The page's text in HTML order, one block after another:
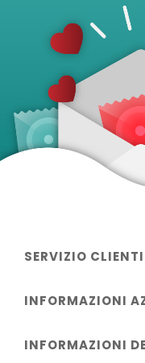
SERVIZIO CLIENTI
INFORMAZIONI
INFORMAZIONI